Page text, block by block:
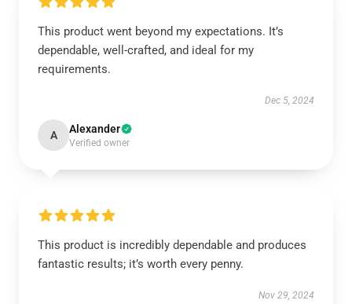
This product went beyond my expectations. It’s
dependable, well-crafted, and ideal for my
requirements.
Dec 5, 2024
A Alexander
Verified owner
This product is incredibly dependable and produces
fantastic results; it’s worth every penny.
Nov 29, 2024